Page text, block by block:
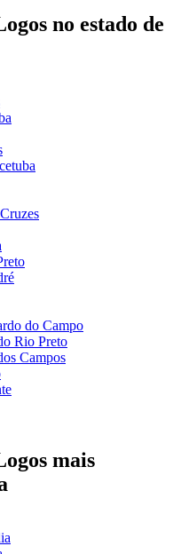
no estado de
do Campo
Rio Preto
Campos
mais